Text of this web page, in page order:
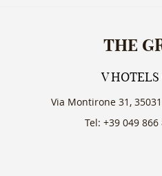
THE
V HOTELS
Via Montirone 31,
Tel: +39 049 866